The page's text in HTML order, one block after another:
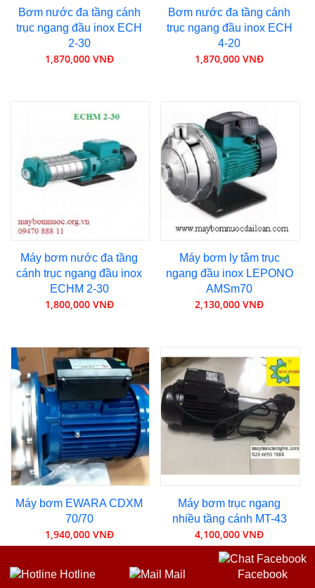
Hotline Mail Facebook
Bơm nước đa tầng cánh
trục ngang đầu inox ECH
2-30
1,870,000 VNĐ
Bơm nước đa tầng cánh
trục ngang đầu inox ECH
4-20
1,870,000 VNĐ
Máy bơm nước đa tầng
cánh trục ngang đầu inox
ECHM 2-30
1,800,000 VNĐ
Máy bơm ly tâm trục
ngang đầu inox LEPONO
AMSm70
2,130,000 VNĐ
Máy bơm EWARA CDXM
70/70
1,940,000 VNĐ
Máy bơm trục ngang
nhiều tầng cánh MT-43
4,100,000 VNĐ